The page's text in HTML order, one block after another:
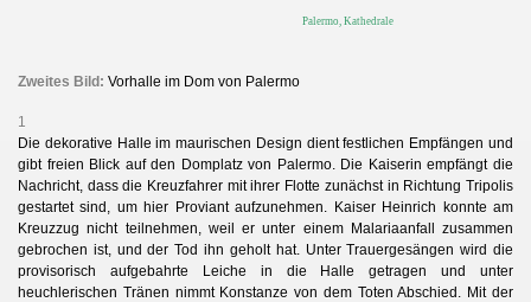
Palermo, Kathedrale
Zweites Bild: Vorhalle im Dom von Palermo
1
Die dekorative Halle im maurischen Design dient festlichen Empfängen und
gibt freien Blick auf den Domplatz von Palermo. Die Kaiserin empfängt die
Nachricht, dass die Kreuzfahrer mit ihrer Flotte zunächst in Richtung Tripolis
gestartet sind, um hier Proviant aufzunehmen. Kaiser Heinrich konnte am
Kreuzzug nicht teilnehmen, weil er unter einem Malariaanfall zusammen
gebrochen ist, und der Tod ihn geholt hat. Unter Trauergesängen wird die
provisorisch aufgebahrte Leiche in die Halle getragen und unter
heuchlerischen Tränen nimmt Konstanze von dem Toten Abschied. Mit der